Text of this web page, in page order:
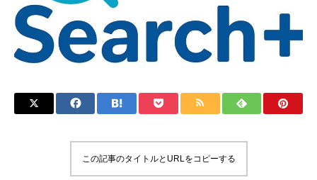
この記事のタイトルとURLをコピーする